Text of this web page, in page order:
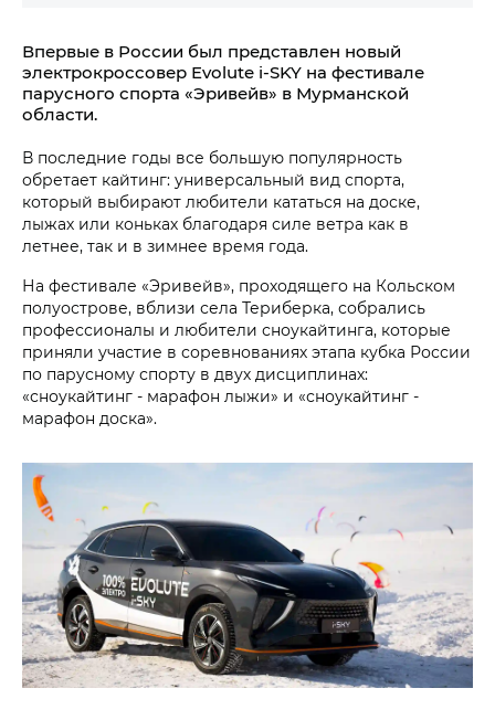
Впервые в России был представлен новый
электрокроссовер Evolute i‑SKY на фестивале
парусного спорта «Эривейв» в Мурманской
области.
В последние годы все большую популярность
обретает кайтинг: универсальный вид спорта,
который выбирают любители кататься на доске,
лыжах или коньках благодаря силе ветра как в
летнее, так и в зимнее время года.
На фестивале «Эривейв», проходящего на Кольском
полуострове, вблизи села Териберка, собрались
профессионалы и любители сноукайтинга, которые
приняли участие в соревнованиях этапа кубка России
по парусному спорту в двух дисциплинах:
«сноукайтинг - марафон лыжи» и «сноукайтинг -
марафон доска».